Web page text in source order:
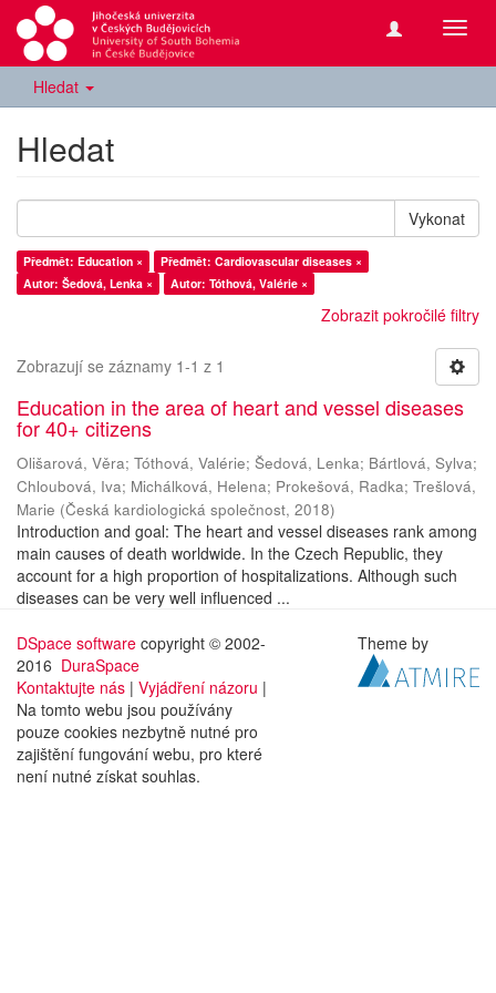
Hledat
Hledat
Vykonat
Předmět: Education ×
Předmět: Cardiovascular diseases ×
Autor: Šedová, Lenka ×
Autor: Tóthová, Valérie ×
Zobrazit pokročilé filtry
Zobrazují se záznamy 1-1 z 1
Education in the area of heart and vessel diseases
for 40+ citizens
Olišarová, Věra; Tóthová, Valérie; Šedová, Lenka; Bártlová, Sylva;
Chloubová, Iva; Michálková, Helena; Prokešová, Radka; Trešlová,
Marie (Česká kardiologická společnost, 2018)
Introduction and goal: The heart and vessel diseases rank among
main causes of death worldwide. In the Czech Republic, they
account for a high proportion of hospitalizations. Although such
diseases can be very well influenced ...
DSpace software copyright © 2002-
2016 DuraSpace
Kontaktujte nás | Vyjádření názoru |
Na tomto webu jsou používány
pouze cookies nezbytně nutné pro
zajištění fungování webu, pro které
není nutné získat souhlas.
Theme by